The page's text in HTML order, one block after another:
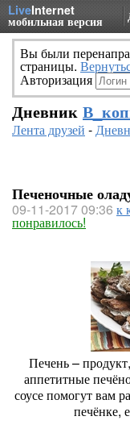
LiveInternet
мобильная версия
Вы были
страницы.
Авторизация
Дневник
Лента друзей -
Печеночные
09-11-2017 09:36 к
понравилось!
Печень –
аппетитные
соусе помогут вам
печёнке,